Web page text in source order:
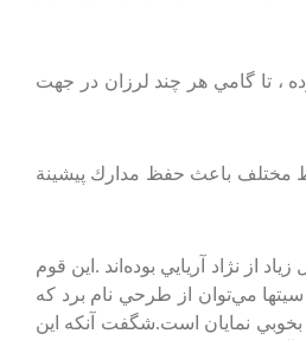
، تا گامي‌ هر چند لرزان‌ در جهت‌
مختلف‌ باعث‌ حفظ‌ مدارك‌ پيشينة‌
از نژاد آريايي‌ بوده‌اند .اين‌ قوم‌
مي‌توان‌ از طرحي‌ نام‌ برد كه‌
نمايان‌ است‌.شگفت‌ آنكه‌ اين‌